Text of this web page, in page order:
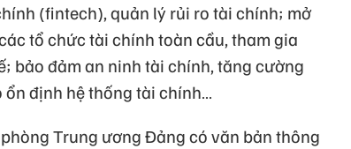
(fintech), quản lý rủi ro tài chính; mở
tổ chức tài chính toàn cầu, tham gia
bảo đảm an ninh tài chính, tăng cường
định hệ thống tài chính…
Trung ương Đảng có văn bản thông